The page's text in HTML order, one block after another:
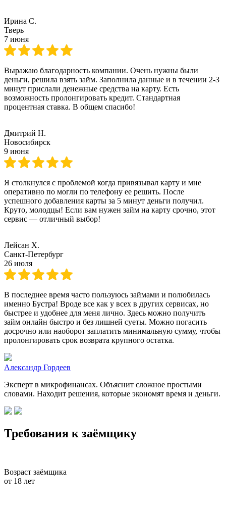
Ирина С.
Тверь
7 июня
Выражаю благодарность компании. Очень нужны были
деньги, решила взять займ. Заполнила данные и в течении 2-3
минут прислали денежные средства на карту. Есть
возможность пролонгировать кредит. Стандартная
процентная ставка. В общем спасибо!
Дмитрий Н.
Новосибирск
9 июня
Я столкнулся с проблемой когда привязывал карту и мне
оперативно по могли по телефону ее решить. После
успешного добавления карты за 5 минут деньги получил.
Круто, молодцы! Если вам нужен займ на карту срочно, этот
сервис — отличный выбор!
Лейсан Х.
Санкт-Петербург
26 июля
В последнее время часто пользуюсь займами и полюбилась
именно Бустра! Вроде все как у всех в других сервисах, но
быстрее и удобнее для меня лично. Здесь можно получить
займ онлайн быстро и без лишней суеты. Можно погасить
досрочно или наоборот заплатить минимальную сумму, чтобы
пролонгировать срок возврата крупного остатка.
Александр Гордеев
Эксперт в микрофинансах. Объяснит сложное простыми
словами. Находит решения, которые экономят время и деньги.
Требования к заёмщику
Возраст заёмщика
от 18 лет